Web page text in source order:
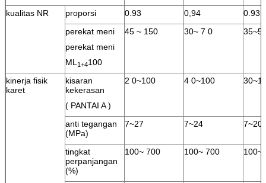
kualitas NR
proporsi 0.93 0,94
0.93
perekat meni
perekat meni
ML 1+4100
45 ~ 150 30~ 7 0
kinerja fisik
karet
kisaran
kekerasan
( PANTAI A )
2 0~100 4 0~100
anti tegangan
(MPa)
7~27 7~24 7~20
tingkat
perpanjangan
(%)
100~ 700 100~ 700 100~